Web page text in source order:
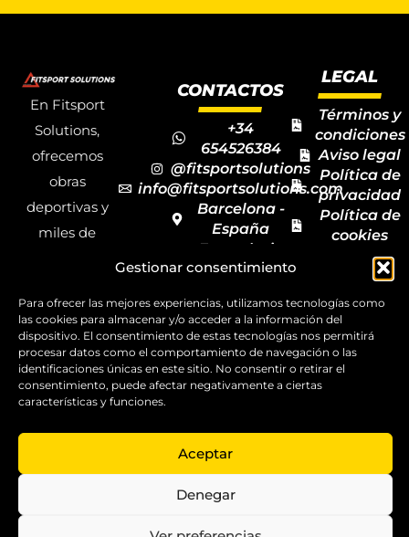
Gestionar consentimiento
Para ofrecer las mejores experiencias, utilizamos tecnologías como
las cookies para almacenar y/o acceder a la información del
dispositivo. El consentimiento de estas tecnologías nos permitirá
procesar datos como el comportamiento de navegación o las
identificaciones únicas en este sitio. No consentir o retirar el
consentimiento, puede afectar negativamente a ciertas
características y funciones.
Aceptar
Denegar
En Fitsport
Solutions,
ofrecemos
obras
deportivas y
miles de
deportivos
para todas las
disciplinas,
garantizando
la calidad y el
servicio.
Copyright ©
Solutions
CONTACTOS
+34
654526384
@fitsportsolutions
info@fitsportsolutions.com
Barcelona -
España
Formulario
de contacto
LEGAL
Términos y
condiciones
Aviso legal
Política de
privacidad
Política de
cookies
Mapa del